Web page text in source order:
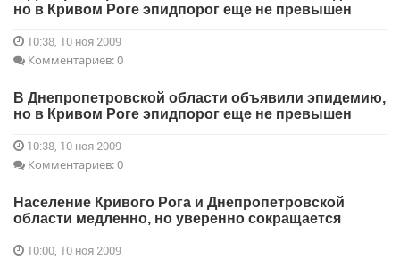
но в Кривом Роге эпидпорог еще не превышен
10:38, 10 ноя 2009
Комментариев: 0
В Днепропетровской области объявили эпидемию,
но в Кривом Роге эпидпорог еще не превышен
10:38, 10 ноя 2009
Комментариев: 0
Население Кривого Рога и Днепропетровской
области медленно, но уверенно сокращается
10:00, 10 ноя 2009